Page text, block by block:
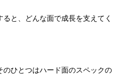
と、どんな面で成長を支えてく
のひとつはハード面のスペックの